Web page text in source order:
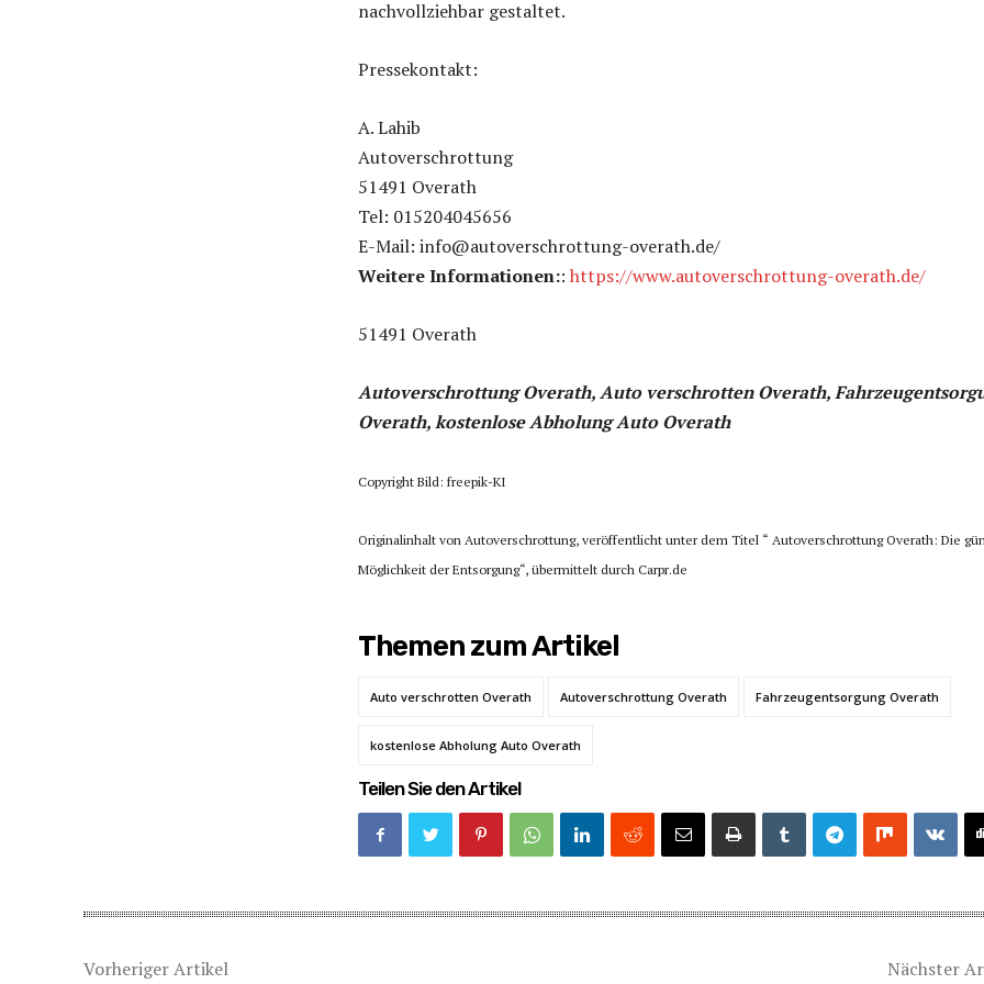
nachvollziehbar gestaltet.
Pressekontakt:
A. Lahib
Autoverschrottung
51491 Overath
Tel: 015204045656
E-Mail: info@autoverschrottung-overath.de/
Weitere Informationen:: https://www.autoverschrottung-overath.de/
51491 Overath
Autoverschrottung Overath, Auto verschrotten Overath,
Overath, kostenlose Abholung Auto Overath
Copyright Bild: freepik-KI
Originalinhalt von Autoverschrottung, veröffentlicht unter dem Titel “ Autoverschrottung Overath: Die
Möglichkeit der Entsorgung“, übermittelt durch Carpr.de
Themen zum Artikel
Auto verschrotten Overath Autoverschrottung Overath Fahrzeugentsorgung Overath
kostenlose Abholung Auto Overath
Teilen Sie den Artikel
Vorheriger Artikel Nächster